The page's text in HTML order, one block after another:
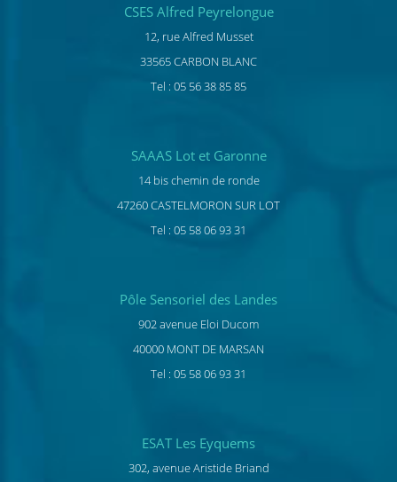
CSES Alfred Peyrelongue
12, rue Alfred Musset
33565 CARBON BLANC
Tel : 05 56 38 85 85
SAAAS Lot et Garonne
14 bis chemin de ronde
47260 CASTELMORON SUR LOT
Tel : 05 58 06 93 31
Pôle Sensoriel des Landes
902 avenue Eloi Ducom
40000 MONT DE MARSAN
Tel : 05 58 06 93 31
ESAT Les Eyquems
302, avenue Aristide Briand